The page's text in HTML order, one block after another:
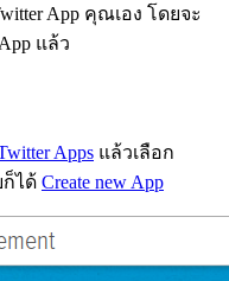
App คุณเอง โดยจะ
แล้ว
Apps แล้วเลือก
ได้ Create new App